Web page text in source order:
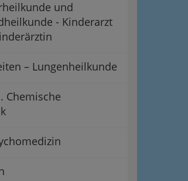
und
- Kinderarzt
– Lungenheilkunde
Chemische